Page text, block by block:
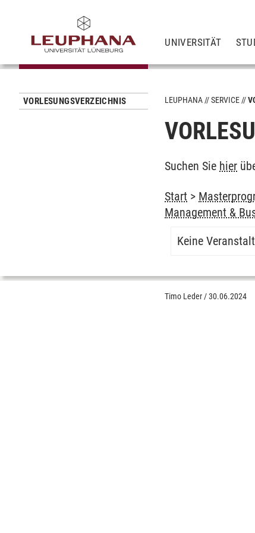
UNIVERSITÄT
VORLESUNGSVERZEICHNIS LEUPHANA SERVICE
Suchen Sie hier
Start >
Management &
Keine
Timo Leder /30.06.2024